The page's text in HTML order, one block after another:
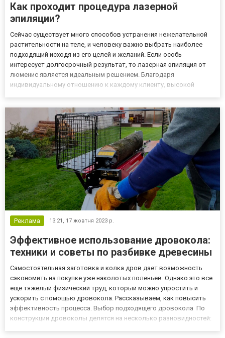
Как проходит процедура лазерной
эпиляции?
Сейчас существует много способов устранения нежелательной
растительности на теле, и человеку важно выбрать наиболее
подходящий исходя из его целей и желаний. Если особь
интересует долгосрочный результат, то лазерная эпиляция от
люменис является идеальным решением. Благодаря
индивидуальному отношению к каждому клиенту, высокой
курса. Основные эта...
Реклама 13:21, 17 жовтня 2023 р.
Эффективное использование дровокола:
техники и советы по разбивке древесины
Самостоятельная заготовка и колка дров дает возможность
сэкономить на покупке уже наколотых поленьев. Однако это все
еще тяжелый физический труд, который можно упростить и
ускорить с помощью дровокола. Рассказываем, как повысить
эффективность процесса. Выбор подходящего дровокола По
конструкции дровоколы делятся на несколько разновидностей: